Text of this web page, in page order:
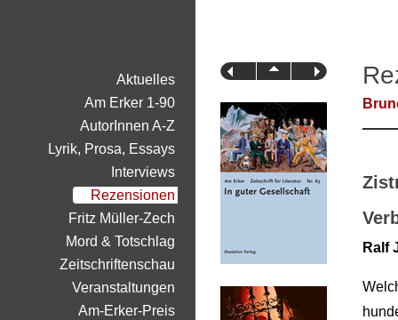
Ralf
Aktuelles
Am Erker 1-90
AutorInnen A-Z
Lyrik, Prosa, Essays
Interviews
Rezensionen
Fritz Müller-Zech
Mord & Totschlag
Zeitschriftenschau
Veranstaltungen
Am-Erker-Preis